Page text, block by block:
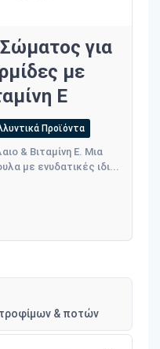
για
με
Ε
Προϊόντα
& Βιταμίνη Ε. Μια
με ενυδατικές ιδι...
& ποτών